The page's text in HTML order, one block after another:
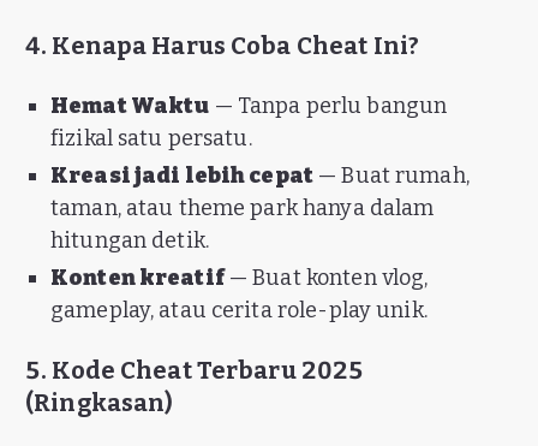
4. Kenapa Harus Coba Cheat Ini?
Hemat Waktu — Tanpa perlu bangun
fizikal satu persatu.
Kreasi jadi lebih cepat — Buat rumah,
taman, atau theme park hanya dalam
hitungan detik.
Konten kreatif— Buat konten vlog,
gameplay, atau cerita role-play unik.
5. Kode Cheat Terbaru 2025
(Ringkasan)